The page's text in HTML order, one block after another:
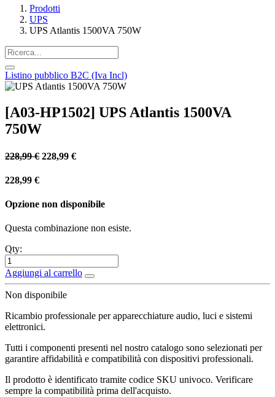
Prodotti
UPS
UPS Atlantis 1500VA 750W
Listino pubblico B2C (Iva Incl)
[A03-HP1502] UPS Atlantis 1500VA
750W
228,99€ 228,99 €
228,99 €
Opzione non disponibile
Questa combinazione non esiste.
Qty:
Aggiungi al carrello
Non disponibile
Ricambio professionale per apparecchiature audio, luci e sistemi
elettronici.
Tutti i componenti presenti nel nostro catalogo sono selezionati per
garantire affidabilità e compatibilità con dispositivi professionali.
Il prodotto è identificato tramite codice SKU univoco. Verificare
sempre la compatibilità prima dell'acquisto.